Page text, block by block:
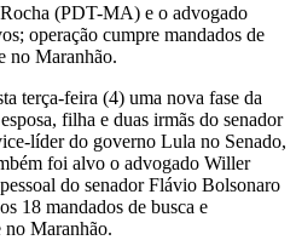
(PDT-MA) e o advogado
operação cumpre mandados de
no Maranhão.
terça-feira (4) uma nova fase da
filha e duas irmãs do senador
líder do governo Lula no Senado,
foi alvo o advogado Willer
do senador Flávio Bolsonaro
18 mandados de busca e
no Maranhão.